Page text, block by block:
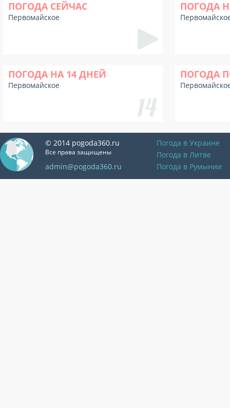
ПОГОДА СЕЙЧАС
Первомайское
ПОГОДА
ПОГОДА НА 14 ДНЕЙ
Первомайское
ПОГОДА
© 2014 pogoda360.ru
Все права защищены
admin@pogoda360.ru
Погода в Украине
Погода в Литве
Погода в Румынии